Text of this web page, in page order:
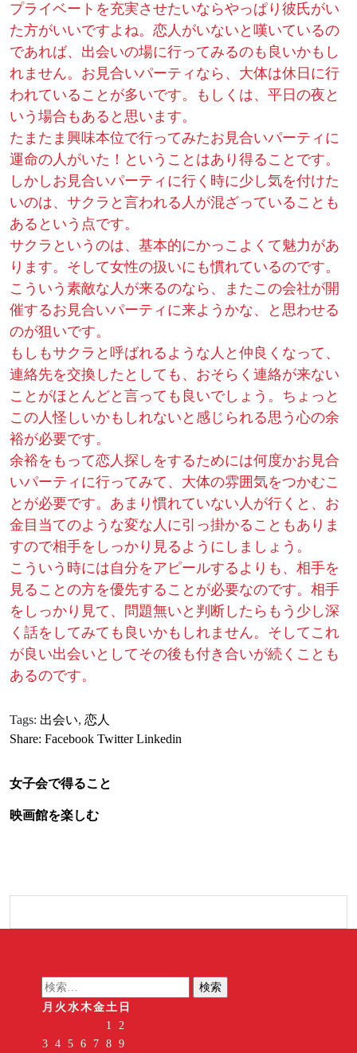
プライベートを充実させたいならやっぱり彼氏がい
た方がいいですよね。恋人がいないと嘆いているの
であれば、出会いの場に行ってみるのも良いかもし
れません。お見合いパーティなら、大体は休日に行
われていることが多いです。もしくは、平日の夜と
いう場合もあると思います。
たまたま興味本位で行ってみたお見合いパーティに
運命の人がいた！ということはあり得ることです。
しかしお見合いパーティに行く時に少し気を付けた
いのは、サクラと言われる人が混ざっていることも
あるという点です。
サクラというのは、基本的にかっこよくて魅力があ
ります。そして女性の扱いにも慣れているのです。
こういう素敵な人が来るのなら、またこの会社が開
催するお見合いパーティに来ようかな、と思わせる
のが狙いです。
もしもサクラと呼ばれるような人と仲良くなって、
連絡先を交換したとしても、おそらく連絡が来ない
ことがほとんどと言っても良いでしょう。ちょっと
この人怪しいかもしれないと感じられる思う心の余
裕が必要です。
余裕をもって恋人探しをするためには何度かお見合
いパーティに行ってみて、大体の雰囲気をつかむこ
とが必要です。あまり慣れていない人が行くと、お
金目当てのような変な人に引っ掛かることもありま
すので相手をしっかり見るようにしましょう。
こういう時には自分をアピールするよりも、相手を
見ることの方を優先することが必要なのです。相手
をしっかり見て、問題無いと判断したらもう少し深
く話をしてみても良いかもしれません。そしてこれ
が良い出会いとしてその後も付き合いが続くことも
あるのです。
Tags: 出会い, 恋人
Share: Facebook Twitter Linkedin
女子会で得ること
映画館を楽しむ
検
索:
月 火 水木金土 日
1
2
3 4 5 6 7 8 9